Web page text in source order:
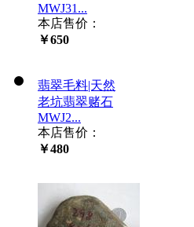
MWJ31...
本店售价：
￥650
翡翠毛料|天然
老坑翡翠赌石
MWJ2...
本店售价：
￥480